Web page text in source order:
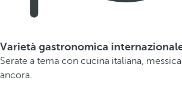
Varietà gastronomica
Serate a tema con cucina italiana,
ancora.